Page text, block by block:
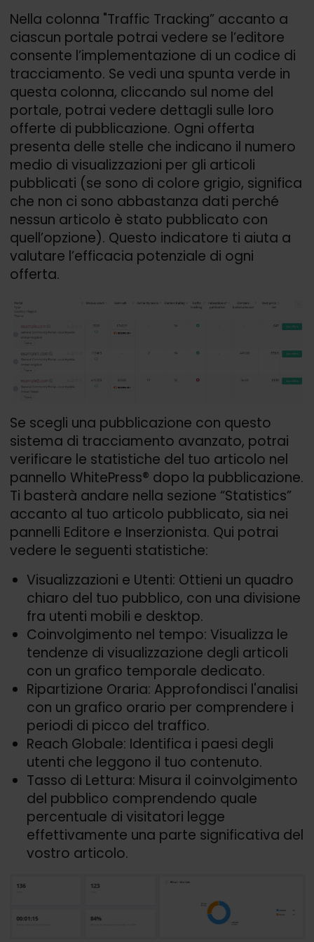
Nella colonna "Traffic Tracking” accanto a
ciascun portale potrai vedere se l’editore
consente l’implementazione di un codice di
tracciamento. Se vedi una spunta verde in
questa colonna, cliccando sul nome del
portale, potrai vedere dettagli sulle loro
offerte di pubblicazione. Ogni offerta
presenta delle stelle che indicano il numero
medio di visualizzazioni per gli articoli
pubblicati (se sono di colore grigio, significa
che non ci sono abbastanza dati perché
nessun articolo è stato pubblicato con
quell’opzione). Questo indicatore ti aiuta a
valutare l’efficacia potenziale di ogni
offerta.
Se scegli una pubblicazione con questo
sistema di tracciamento avanzato, potrai
verificare le statistiche del tuo articolo nel
pannello WhitePress® dopo la pubblicazione.
Ti basterà andare nella sezione “Statistics”
accanto al tuo articolo pubblicato, sia nei
pannelli Editore e Inserzionista. Qui potrai
vedere le seguenti statistiche:
Visualizzazioni e Utenti: Ottieni un quadro
chiaro del tuo pubblico, con una divisione
fra utenti mobili e desktop.
Coinvolgimento nel tempo: Visualizza le
tendenze di visualizzazione degli articoli
con un grafico temporale dedicato.
Ripartizione Oraria: Approfondisci l'analisi
con un grafico orario per comprendere i
periodi di picco del traffico.
Reach Globale: Identifica i paesi degli
utenti che leggono il tuo contenuto.
Tasso di Lettura: Misura il coinvolgimento
del pubblico comprendendo quale
percentuale di visitatori legge
effettivamente una parte significativa del
vostro articolo.